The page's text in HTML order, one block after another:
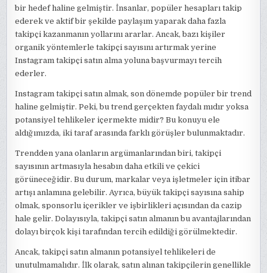
bir hedef haline gelmiştir. İnsanlar, popüler hesapları takip
ederek ve aktif bir şekilde paylaşım yaparak daha fazla
takipçi kazanmanın yollarını ararlar. Ancak, bazı kişiler
organik yöntemlerle takipçi sayısını artırmak yerine
Instagram takipçi satın alma yoluna başvurmayı tercih
ederler.
Instagram takipçi satın almak, son dönemde popüler bir trend
haline gelmiştir. Peki, bu trend gerçekten faydalı mıdır yoksa
potansiyel tehlikeler içermekte midir? Bu konuyu ele
aldığımızda, iki taraf arasında farklı görüşler bulunmaktadır.
Trendden yana olanların argümanlarından biri, takipçi
sayısının artmasıyla hesabın daha etkili ve çekici
görüneceğidir. Bu durum, markalar veya işletmeler için itibar
artışı anlamına gelebilir. Ayrıca, büyük takipçi sayısına sahip
olmak, sponsorlu içerikler ve işbirlikleri açısından da cazip
hale gelir. Dolayısıyla, takipçi satın almanın bu avantajlarından
dolayı birçok kişi tarafından tercih edildiği görülmektedir.
Ancak, takipçi satın almanın potansiyel tehlikeleri de
unutulmamalıdır. İlk olarak, satın alınan takipçilerin genellikle